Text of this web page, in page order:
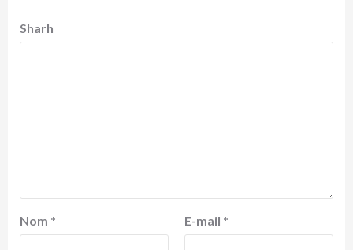
Sharh
Nom * E-mail *